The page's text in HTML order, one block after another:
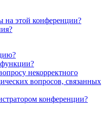
на этой конференции?
функции?
некорректного
вопросов, связанных
конференции?